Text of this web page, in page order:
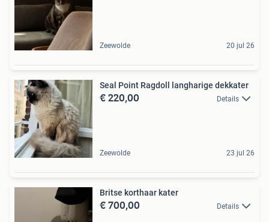
Zeewolde 20 jul 26
Seal Point Ragdoll langharige dekkater
€ 220,00 Details
Zeewolde 23 jul 26
Britse korthaar kater
€ 700,00 Details